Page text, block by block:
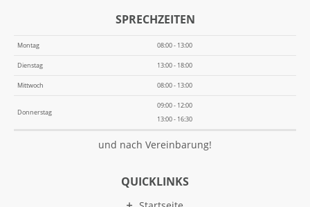
SPRECHZEITEN
Montag 08:00 - 13:00
Dienstag 13:00 - 18:00
Mittwoch 08:00 - 13:00
Donnerstag
09:00 - 12:00
13:00 - 16:30
und nach Vereinbarung!
QUICKLINKS